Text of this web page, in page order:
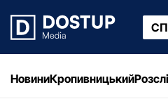
НовиниКропивницький